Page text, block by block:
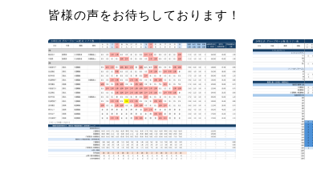
皆様の声をお待ちしております！